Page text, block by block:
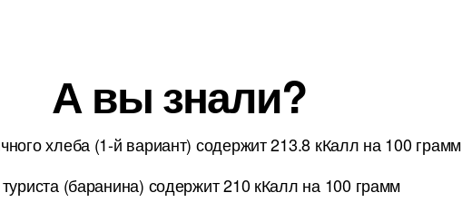
А вы знали?
хлеба (1-й вариант) содержит 213.8 кКалл на 100 грамм
(баранина) содержит 210 кКалл на 100 грамм